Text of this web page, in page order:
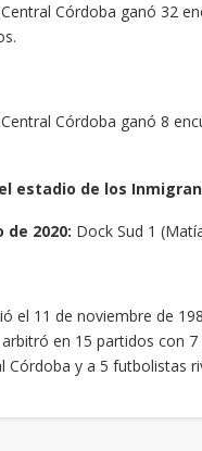
Córdoba ganó 32
Córdoba ganó 8
estadio de los
de 2020: Dock Sud 1
el 11 de noviembre de
en 15 partidos con
Córdoba y a 5 futbolistas